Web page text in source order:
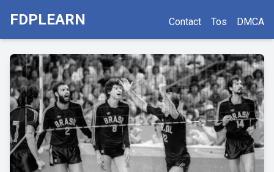
FDPLEARN Contact Tos DMCA